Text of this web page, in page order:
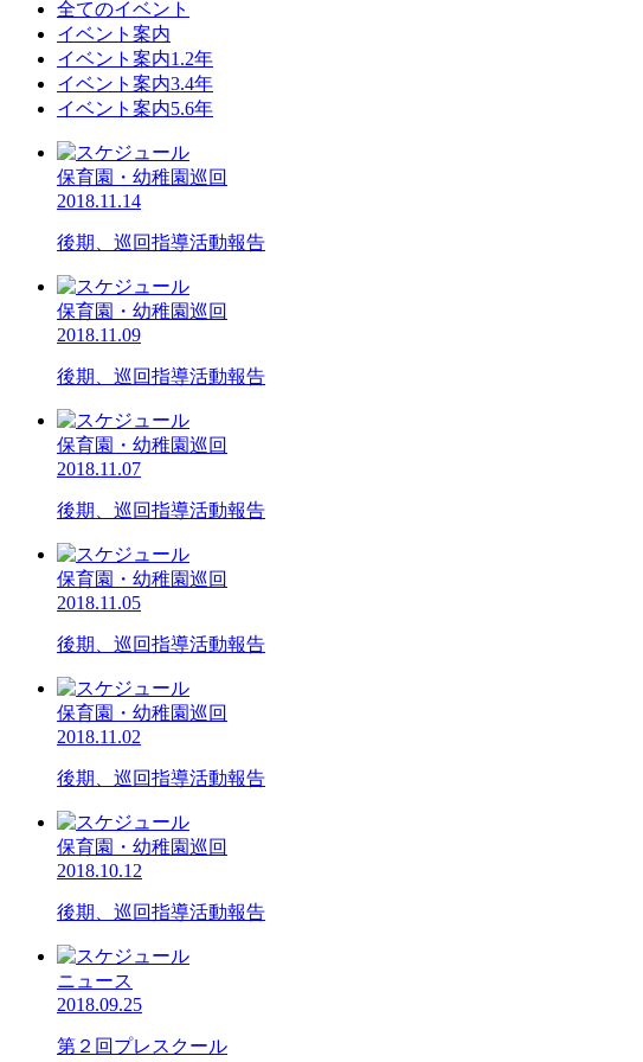
全てのイベント
イベント案内
イベント案内1.2年
イベント案内3.4年
イベント案内5.6年
保育園・幼稚園巡回
2018.11.14
後期、巡回指導活動報告
保育園・幼稚園巡回
2018.11.09
後期、巡回指導活動報告
保育園・幼稚園巡回
2018.11.07
後期、巡回指導活動報告
保育園・幼稚園巡回
2018.11.05
後期、巡回指導活動報告
保育園・幼稚園巡回
2018.11.02
後期、巡回指導活動報告
保育園・幼稚園巡回
2018.10.12
後期、巡回指導活動報告
ニュース
2018.09.25
第２回プレスクール